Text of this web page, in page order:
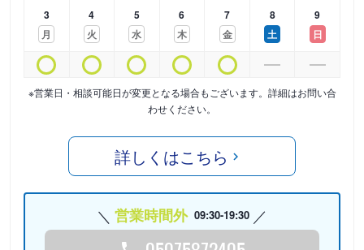
3
月
4
火
5
水
6
木
7
金
8
土
9
日
※営業日・相談可能日が変更となる場合もございます。詳細はお問い合
わせください。
詳しくはこちら
営業時間外 09:30-19:30